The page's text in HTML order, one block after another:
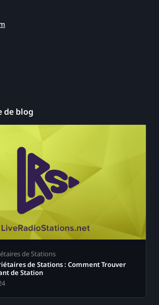
de blog
de Stations
de Stations : Comment Trouver
de Station